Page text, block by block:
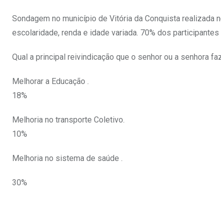
Sondagem no município de Vitória da Conquista
escolaridade, renda e idade variada. 70% dos participantes
Qual a principal reivindicação que o senhor ou a senhora
Melhorar a Educação .
18%
Melhoria no transporte Coletivo.
10%
Melhoria no sistema de saúde .
30%